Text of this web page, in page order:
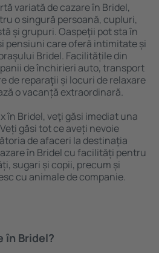
variată de cazare în Bridel,
o singură persoană, cupluri,
și grupuri. Oaspeţii pot sta în
pensiuni care oferă intimitate și
Bridel. Facilitățile din
de închirieri auto, transport
de reparaţii și locuri de relaxare
o vacanță extraordinară.
în Bridel, veţi găsi imediat una
găsi tot ce aveți nevoie
de afaceri la destinația
în Bridel cu facilități pentru
sugari și copii, precum și
cu animale de companie.
în Bridel?